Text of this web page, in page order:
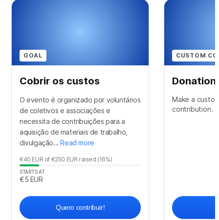
GOAL
Cobrir os custos
O evento é organizado por voluntários
de coletivos e associações e
necessita de contribuições para a
aquisição de materiais de trabalho,
divulgação... Read more
€40 EUR of €250 EUR raised (16%)
STARTS AT
€5 EUR
Quero contribuir!
CUSTOM
Donation
Make a
contribution.